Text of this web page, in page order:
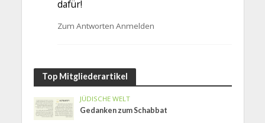
dafür!
Zum Antworten Anmelden
Top Mitgliederartikel
JÜDISCHE WELT
Gedanken zum Schabbat